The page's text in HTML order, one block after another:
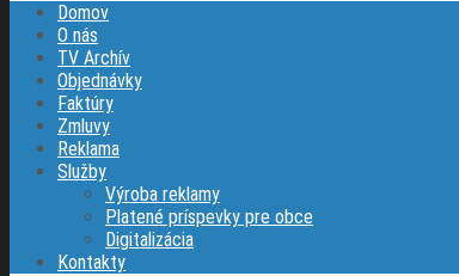
Domov
O nás
TV Archív
Objednávky
Faktúry
Zmluvy
Reklama
Služby
Výroba reklamy
Platené príspevky pre obce
Digitalizácia
Kontakty